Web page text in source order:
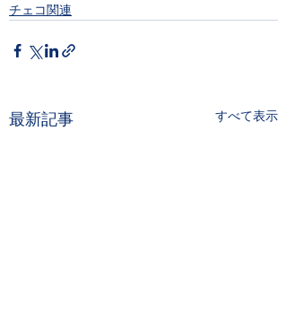
チェコ関連
最新記事 すべて表示